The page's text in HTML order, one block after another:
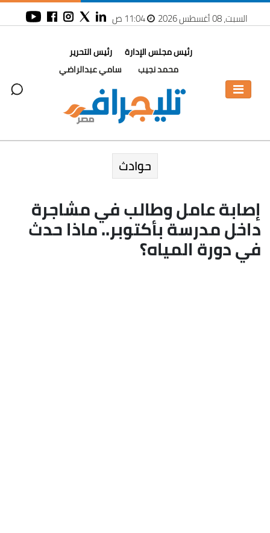
السبت، 08 أغسطس 2026 11:04 ص
رئيس مجلس الإدارة
محمد نجيب
رئيس التحرير
سامي عبدالراضي
حوادث
إصابة عامل وطالب في مشاجرة
داخل مدرسة بأكتوبر.. ماذا حدث
في دورة المياه؟